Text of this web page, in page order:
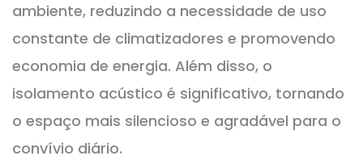
ambiente, reduzindo a necessidade de uso
constante de climatizadores e promovendo
economia de energia. Além disso, o
isolamento acústico é significativo, tornando
o espaço mais silencioso e agradável para o
convívio diário.